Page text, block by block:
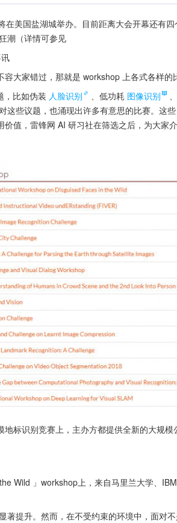
美国盐湖城举办。目前距离大会开幕还有
潮（详情可参见
大家错过，那就是 workshop 上各式各样的
，比如伪装 人脸识别 、低功耗 图像识别
这些议题，也涌现出许多有意思的比赛。这
值，雷锋网 AI 研习社在筛选之后，为大家介
标识别竞赛上，主办方都提供全新的大规
Wild 」workshop上，来自马里兰大学、
著提升。然而，在不受约束的环境中，面对